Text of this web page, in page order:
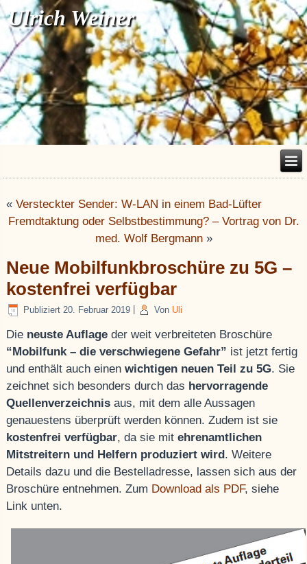
Ulrich Weiner
«Versteckter Sender: W-LAN in einem Bad-Lüfter
Fremdtaktung oder Selbstbestimmung? – Vortrag von Dr.
med. Wolf Bergmann»
Neue Mobilfunkbroschüre zu 5G –
kostenfrei verfügbar
Publiziert 20. Februar 2019 Von Uli
Die neuste Auflage der weit verbreiteten Broschüre
“Mobilfunk – die verschwiegene Gefahr” ist jetzt fertig
und enthält auch einenwichtigen neuen Teil zu 5G. Sie
zeichnet sich besonders durch das hervorragende
Quellenverzeichnis aus, mit dem alle Aussagen
genauestens überprüft werden können. Zudem ist sie
kostenfrei verfügbar, da sie mitehrenamtlichen
Mitstreitern und Helfern produziert wird . Weitere
Details dazu und die Bestelladresse, lassen sich aus der
Broschüre entnehmen. Zum Download als PDF, siehe
Link unten.